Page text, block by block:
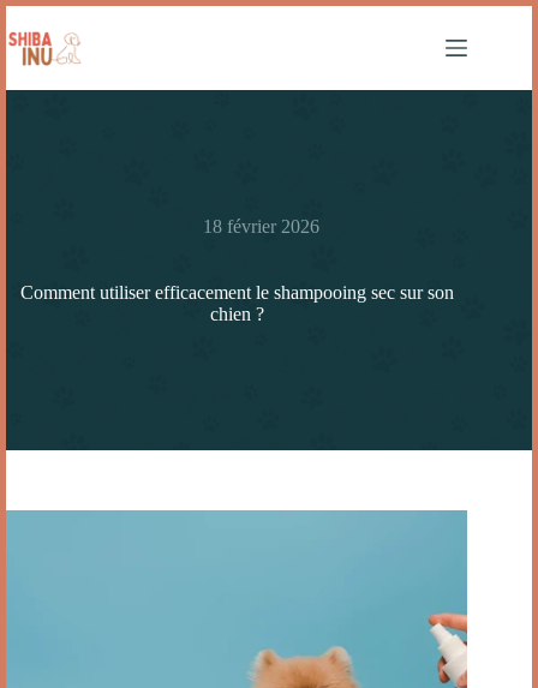
18 février 2026
Comment utiliser efficacement le shampooing sec sur son
chien ?